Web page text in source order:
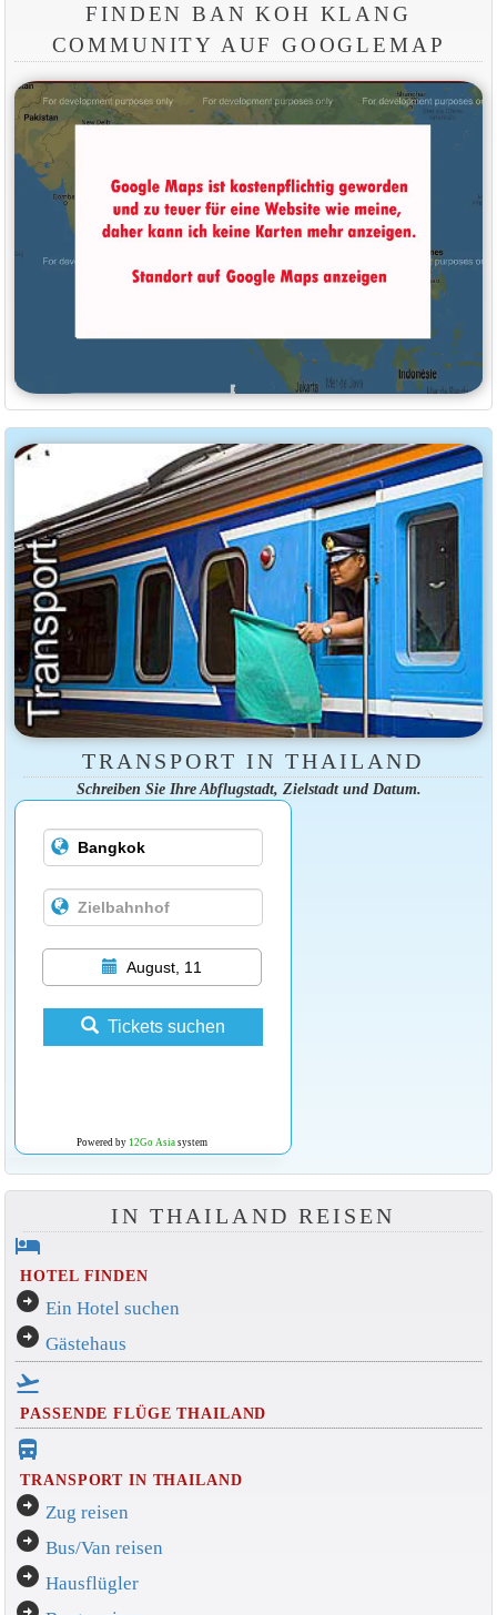
FINDEN BAN KOH KLANG
COMMUNITY AUF GOOGLEMAP
TRANSPORT IN THAILAND
Schreiben Sie Ihre Abflugstadt, Zielstadt und Datum.
August, 11
Tickets suchen
Powered by 12Go Asiasystem
IN THAILAND REISEN
hotel
HOTEL FINDEN
arrow_circle_right Ein Hotel suchen
arrow_circle_right Gästehaus
flight_takeoff
PASSENDE FLÜGE THAILAND
directions_bus_filled
TRANSPORT IN THAILAND
arrow_circle_right Zug reisen
arrow_circle_right Bus/Van reisen
arrow_circle_right Hausflügler